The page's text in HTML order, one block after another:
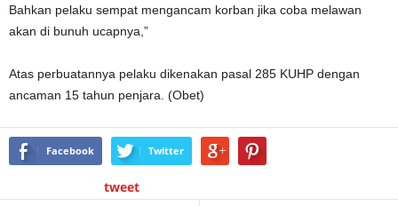
Bahkan pelaku sempat mengancam korban jika coba melawan
akan di bunuh ucapnya,”
Atas perbuatannya pelaku dikenakan pasal 285 KUHP dengan
ancaman 15 tahun penjara. (Obet)
Facebook Twitter
tweet